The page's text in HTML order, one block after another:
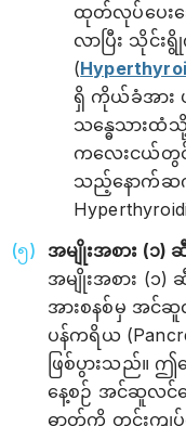
ထုတ်လုပ်ပေးသ
လာပြီး သိုင်း
(
ရှိ ကိုယ်ခံအား
သန္ဓေသားထံသို့
ကလေးငယ်တွင်
သည့်နောက်ဆ
အမျိုးအစား (၁) ဆီ
အမျိုးအစား (၁)
အားစနစ်မှ အင်
ပန်ကရိယ
ဖြစ်ပွားသည်။ ဤ
နေ့စဉ် အင်ဆူလင်ဆ
ဓာတ်ကို တင်းကျ